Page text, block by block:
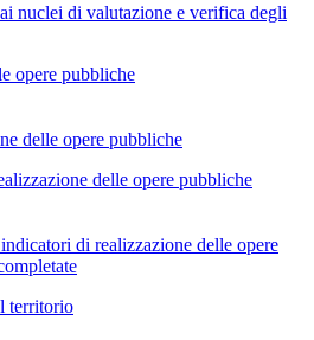
nuclei di valutazione e verifica degli
opere pubbliche
delle opere pubbliche
delle opere pubbliche
di realizzazione delle opere
territorio